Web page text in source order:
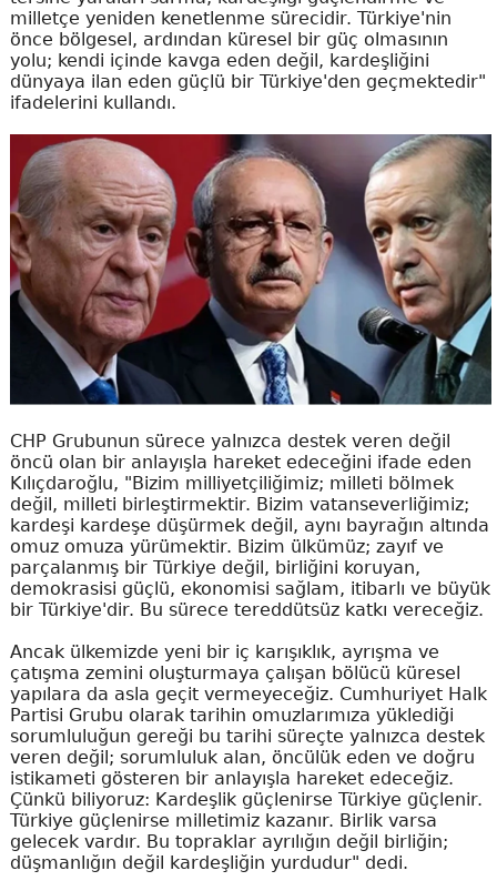
milletçe yeniden kenetlenme sürecidir. Türkiye'nin
önce bölgesel, ardından küresel bir güç olmasının
yolu; kendi içinde kavga eden değil, kardeşliğini
dünyaya ilan eden güçlü bir Türkiye'den geçmektedir"
ifadelerini kullandı.
CHP Grubunun sürece yalnızca destek veren değil
öncü olan bir anlayışla hareket edeceğini ifade eden
Kılıçdaroğlu, "Bizim milliyetçiliğimiz; milleti bölmek
değil, milleti birleştirmektir. Bizim vatanseverliğimiz;
kardeşi kardeşe düşürmek değil, aynı bayrağın altında
omuz omuza yürümektir. Bizim ülkümüz; zayıf ve
parçalanmış bir Türkiye değil, birliğini koruyan,
demokrasisi güçlü, ekonomisi sağlam, itibarlı ve büyük
bir Türkiye'dir. Bu sürece tereddütsüz katkı vereceğiz.
Ancak ülkemizde yeni bir iç karışıklık, ayrışma ve
çatışma zemini oluşturmaya çalışan bölücü küresel
yapılara da asla geçit vermeyeceğiz. Cumhuriyet Halk
Partisi Grubu olarak tarihin omuzlarımıza yüklediği
sorumluluğun gereği bu tarihi süreçte yalnızca destek
veren değil; sorumluluk alan, öncülük eden ve doğru
istikameti gösteren bir anlayışla hareket edeceğiz.
Çünkü biliyoruz: Kardeşlik güçlenirse Türkiye güçlenir.
Türkiye güçlenirse milletimiz kazanır. Birlik varsa
gelecek vardır. Bu topraklar ayrılığın değil birliğin;
düşmanlığın değil kardeşliğin yurdudur" dedi.